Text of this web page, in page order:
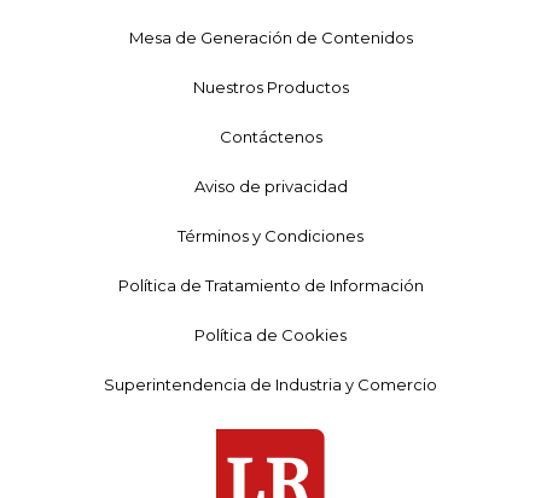
Mesa de Generación de Contenidos
Nuestros Productos
Contáctenos
Aviso de privacidad
Términos y Condiciones
Política de Tratamiento de Información
Política de Cookies
Superintendencia de Industria y Comercio